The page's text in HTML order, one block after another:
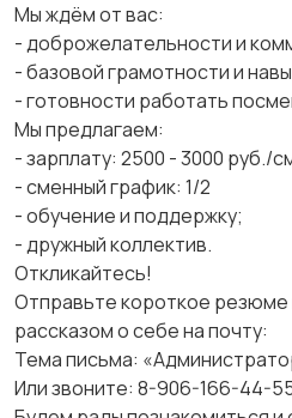
Мы ждём от вас:
- доброжелательности и
- базовой грамотности и
- готовности работать
Мы предлагаем:
- зарплату: 2500 - 3000 руб./
- сменный график: 1/2
- обучение и поддержку;
- дружный коллектив.
Откликайтесь!
Отправьте короткое
рассказом о себе на почту:
Тема письма:
Или звоните: 8-906-166-44-